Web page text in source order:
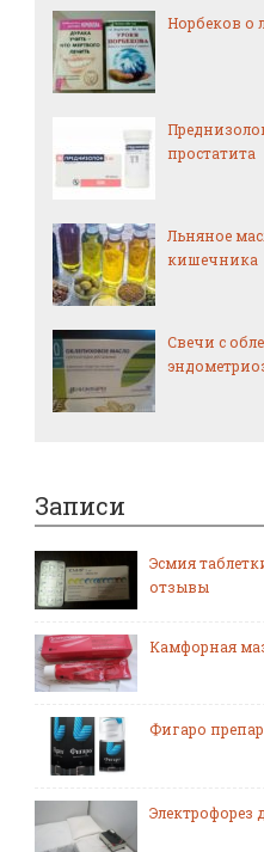
Норбеков о
простатита
Льняное
кишечника
Свечи с
Записи
Эсмия
отзывы
Камфорная
Фигаро